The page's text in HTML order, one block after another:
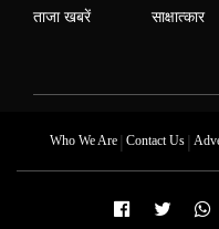
ताजा खबरें साक्षात्कार
Who We Are| Contact Us|